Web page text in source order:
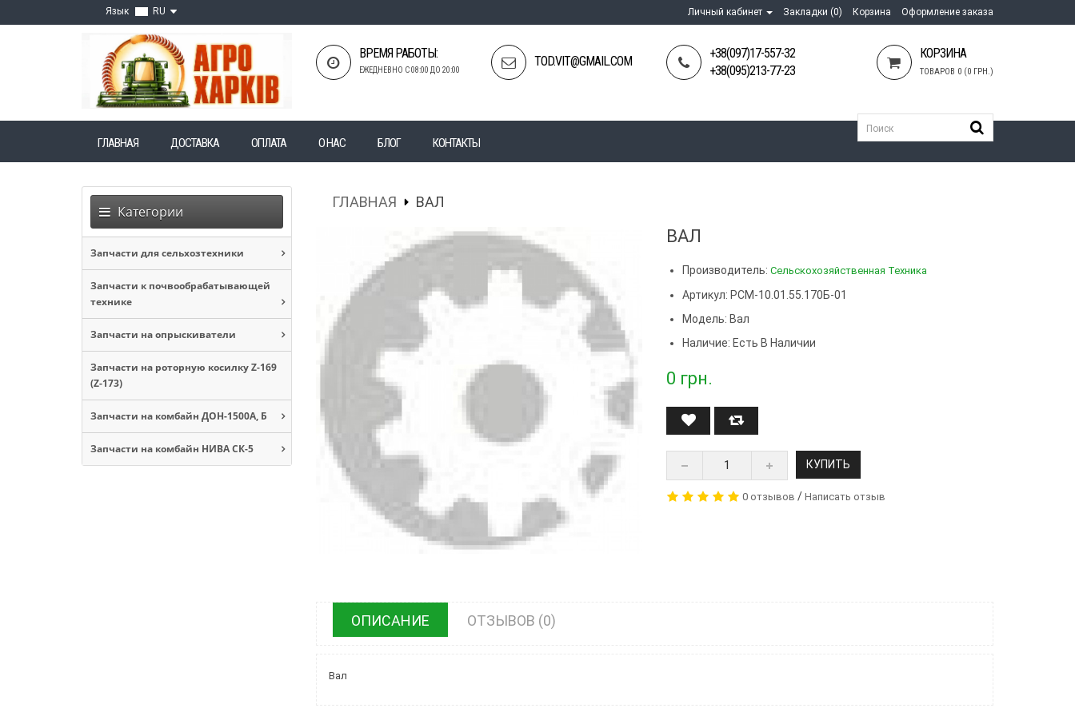
Язык RU Личный кабинет Закладки (0) Корзина Оформление заказа
ВРЕМЯ РАБОТЫ:
ЕЖЕДНЕВНО С 08:00 ДО 20:00
TOD.VIT@GMAIL.COM
+38(097)17-557-32
+38(095)213-77-23
КОРЗИНА
ТОВАРОВ 0 (0 ГРН.)
ГЛАВНАЯ ДОСТАВКА ОПЛАТА О НАС БЛОГ КОНТАКТЫ
Категории
Запчасти для сельхозтехники
Запчасти к почвообрабатывающей
технике
Запчасти на опрыскиватели
Запчасти на роторную косилку Z-169
(Z-173)
Запчасти на комбайн ДОН-1500А, Б
Запчасти на комбайн НИВА СК-5
ГЛАВНАЯ ВАЛ
ВАЛ
Производитель:Сельскохозяйственная Техника
Артикул: РСМ-10.01.55.170Б-01
Модель: Вал
Наличие: Есть В Наличии
0 грн.
КУПИТЬ
0 отзывов /Написать отзыв
ОПИСАНИЕ ОТЗЫВОВ (0)
Вал